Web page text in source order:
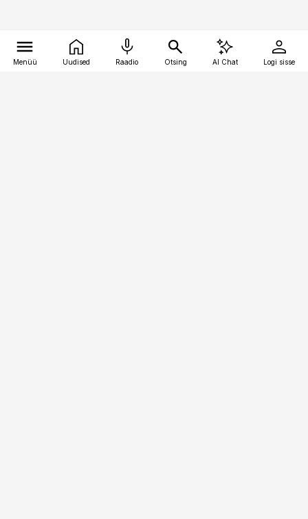
Menüü Uudised Raadio Otsing AI Chat Logi sisse